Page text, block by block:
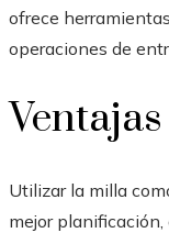
ofrece
operaciones de
Utilizar la milla
mejor